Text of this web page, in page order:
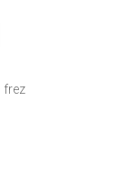
frez